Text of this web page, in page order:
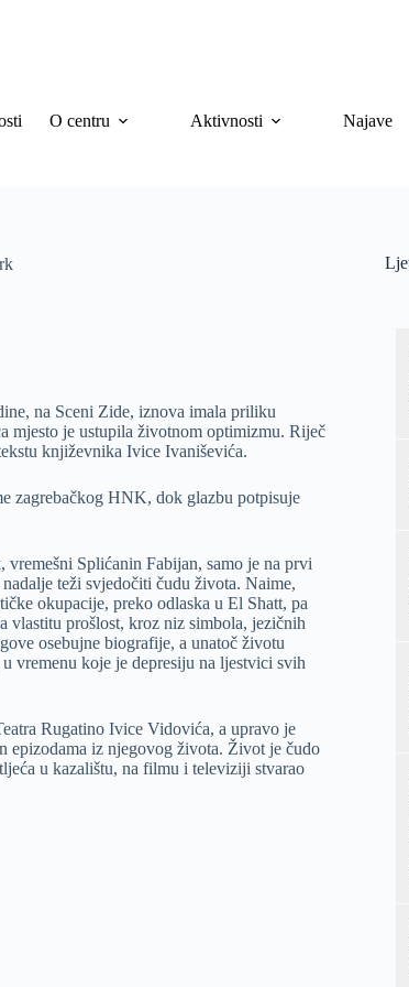
O centru Aktivnosti Najave
na Sceni Zide, iznova imala priliku
mjesto je ustupila životnom optimizmu. Riječ
književnika Ivice Ivaniševića.
zagrebačkog HNK, dok glazbu potpisuje
Splićanin Fabijan, samo je na prvi
teži svjedočiti čudu života. Naime,
okupacije, preko odlaska u El Shatt, pa
vlastitu prošlost, kroz niz simbola, jezičnih
osebujne biografije, a unatoč životu
vremenu koje je depresiju na ljestvici svih
Rugatino Ivice Vidovića, a upravo je
epizodama iz njegovog života. Život je čudo
u kazalištu, na filmu i televiziji stvarao